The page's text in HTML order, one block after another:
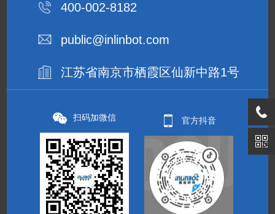
400-002-8182
public@inlinbot.com
江苏省南京市栖霞区仙新中路1号
扫码加微信 官方抖音